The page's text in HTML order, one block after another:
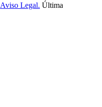
Aviso Legal. Última